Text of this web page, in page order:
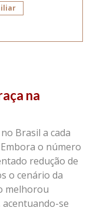
na
Brasil a cada
o número
redução de
o cenário da
melhorou
se